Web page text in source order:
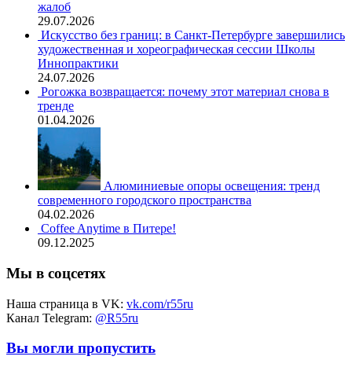
жалоб
29.07.2026
Искусство без границ: в Санкт-Петербурге завершились
художественная и хореографическая сессии Школы
Иннопрактики
24.07.2026
Рогожка возвращается: почему этот материал снова в
тренде
01.04.2026
Алюминиевые опоры освещения: тренд
современного городского пространства
04.02.2026
Coffee Anytime в Питере!
09.12.2025
Мы в соцсетях
Наша страница в VK: vk.com/r55ru
Канал Telegram: @R55ru
Вы могли пропустить